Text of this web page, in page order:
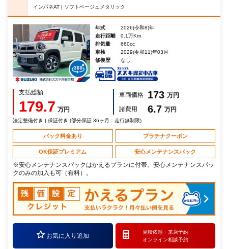
インパネAT | ソフトベージュメタリック
年式
2026(令和8)年
走行距離
0.1万Km
排気量
660cc
車検
2029(令和11)年03月
修復歴
なし
支払総額
179.7 万円
車両価格 173 万円
諸費用
6.7 万円
法定整備付き | 保証付き (部分保証 36ヶ月：走行無制限)
パック料金あり プラチナクーポン
OK保証プレミアム 安心メンテナンスパック
※安心メンテナンスパックはかえるプランに付帯。安心メンテナンスパッ
クのみの加入も可（有料）。
お気に入り追加
見積依頼・ 来店予約
オンライン相談予約